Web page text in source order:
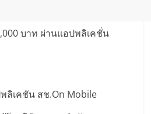
บาท ผ่านแอปพลิเคชั่น
ลิเคชัน สช.On Mobile